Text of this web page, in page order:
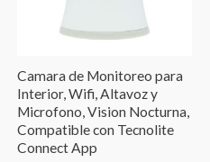
Camara de Monitoreo para
Interior, Wifi, Altavoz y
Microfono, Vision Nocturna,
Compatible con Tecnolite
Connect App